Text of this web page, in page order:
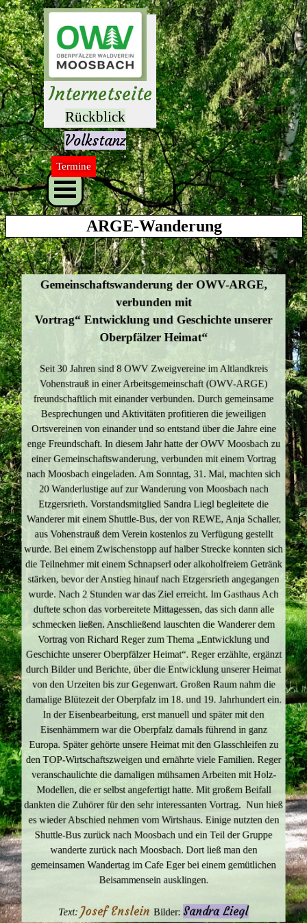
Direkt zum Seiteninhalt
Herzlich
willkommen
auf unseren
Internetseite
n
Termine
Volkstanz
Rückblick
Menü überspringen
ARGE-Wanderung
Gemeinschaftswanderung der OWV-ARGE,
verbunden mit
Vortrag“ Entwicklung und Geschichte unserer
Oberpfälzer Heimat“
Seit 30 Jahren sind 8 OWV Zweigvereine im Altlandkreis
Vohenstrauß in einer Arbeitsgemeinschaft (OWV-ARGE)
freundschaftlich mit einander verbunden. Durch gemeinsame
Besprechungen und Aktivitäten profitieren die jeweiligen
Ortsvereinen von einander und so entstand über die Jahre eine
enge Freundschaft. In diesem Jahr hatte der OWV Moosbach zu
einer Gemeinschaftswanderung, verbunden mit einem Vortrag
nach Moosbach eingeladen. Am Sonntag, 31. Mai, machten sich
20 Wanderlustige auf zur Wanderung von Moosbach nach
Etzgersrieth. Vorstandsmitglied Sandra Liegl begleitete die
Wanderer mit einem Shuttle-Bus, der von REWE, Anja Schaller,
aus Vohenstrauß dem Verein kostenlos zu Verfügung gestellt
wurde. Bei einem Zwischenstopp auf halber Strecke konnten sich
die Teilnehmer mit einem Schnapserl oder alkoholfreiem Getränk
stärken, bevor der Anstieg hinauf nach Etzgersrieth angegangen
wurde. Nach 2 Stunden war das Ziel erreicht. Im Gasthaus Ach
duftete schon das vorbereitete Mittagessen, das sich dann alle
schmecken ließen. Anschließend lauschten die Wanderer dem
Vortrag von Richard Reger zum Thema „Entwicklung und
Geschichte unserer Oberpfälzer Heimat“. Reger erzählte, ergänzt
durch Bilder und Berichte, über die Entwicklung unserer Heimat
von den Urzeiten bis zur Gegenwart. Großen Raum nahm die
damalige Blütezeit der Oberpfalz im 18. und 19. Jahrhundert ein.
In der Eisenbearbeitung, erst manuell und später mit den
Eisenhämmern war die Oberpfalz damals führend in ganz
Europa. Später gehörte unsere Heimat mit den Glasschleifen zu
den TOP-Wirtschaftszweigen und ernährte viele Familien. Reger
veranschaulichte die damaligen mühsamen Arbeiten mit Holz-
Modellen, die er selbst angefertigt hatte. Mit großem Beifall
dankten die Zuhörer für den sehr interessanten Vortrag. Nun hieß
es wieder Abschied nehmen vom Wirtshaus. Einige nutzten den
Shuttle-Bus zurück nach Moosbach und ein Teil der Gruppe
wanderte zurück nach Moosbach. Dort ließ man den
gemeinsamen Wandertag im Cafe Eger bei einem gemütlichen
Beisammensein ausklingen.
Text:Josef Enslein Bilder:Sandra Liegl